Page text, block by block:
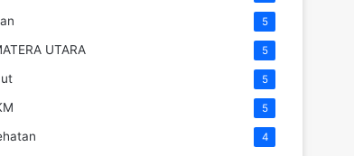
5
UTARA 5
5
5
4